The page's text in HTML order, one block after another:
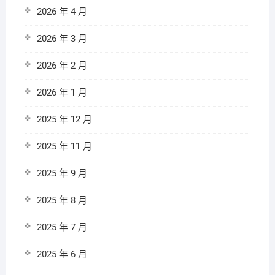
2026 年 4 月
2026 年 3 月
2026 年 2 月
2026 年 1 月
2025 年 12 月
2025 年 11 月
2025 年 9 月
2025 年 8 月
2025 年 7 月
2025 年 6 月